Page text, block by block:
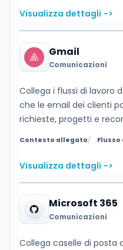
Visualizza dettagli ->
Gmail
Comunicazioni
Collega i flussi di lavoro
che le email dei clienti
richieste, progetti e
Contesto allegato
Visualizza dettagli ->
Microsoft 365
Comunicazioni
Collega caselle di posta